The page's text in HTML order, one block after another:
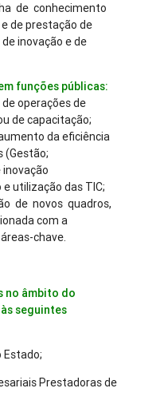
de conhecimento
de prestação de
inovação e de
funções públicas:
operações de
de capacitação;
da eficiência
(Gestão;
utilização das TIC;
de novos quadros,
com a
chave.
no âmbito do
seguintes
Prestadoras de